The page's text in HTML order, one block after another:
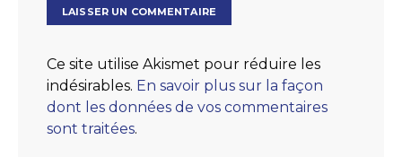
Ce site utilise Akismet pour réduire les
indésirables. En savoir plus sur la façon
dont les données de vos commentaires
sont traitées.